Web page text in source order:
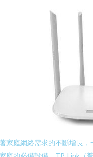
家庭網絡需求的不斷增長